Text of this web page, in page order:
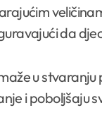
da
u
i poboljšaju